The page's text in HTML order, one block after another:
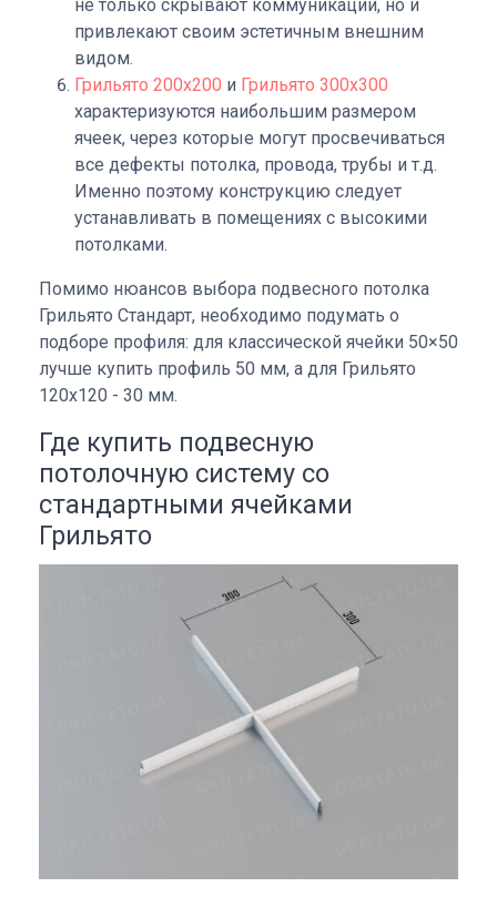
не только скрывают коммуникации, но и
привлекают своим эстетичным внешним
видом.
Грильято 200х200 и Грильято 300х300
характеризуются наибольшим размером
ячеек, через которые могут просвечиваться
все дефекты потолка, провода, трубы и т.д.
Именно поэтому конструкцию следует
устанавливать в помещениях с высокими
потолками.
Помимо нюансов выбора подвесного потолка
Грильято Стандарт, необходимо подумать о
подборе профиля: для классической ячейки 50×50
лучше купить профиль 50 мм, а для Грильято
120х120 - 30 мм.
Где купить подвесную
потолочную систему со
стандартными ячейками
Грильято